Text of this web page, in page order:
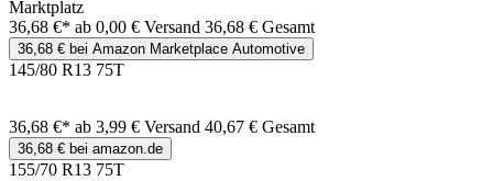
Marktplatz
36,68 €* ab 0,00 € Versand 36,68 € Gesamt
36,68 € bei Amazon Marketplace Automotive
145/80 R13 75T
36,68 €* ab 3,99 € Versand 40,67 € Gesamt
36,68 € bei amazon.de
155/70 R13 75T